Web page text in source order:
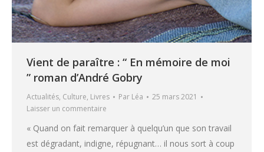
Vient de paraître : “ En mémoire de moi
” roman d’André Gobry
Actualités, Culture, Livres Par Léa
25 mars 2021
Laisser un commentaire
« Quand on fait remarquer à quelqu’un que son travail
est dégradant, indigne, répugnant… il nous sort à coup